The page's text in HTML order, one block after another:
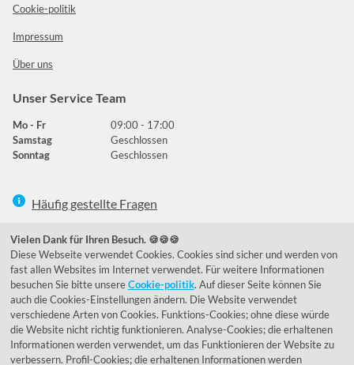
Cookie-politik
Impressum
Über uns
Unser Service Team
Mo - Fr
09:00 - 17:00
Samstag
Geschlossen
Sonntag
Geschlossen
Häufig gestellte Fragen
039292 - 678215
de@lumidora.com
FacebookInstagram
Kundenmeinungen
Vielen Dank für Ihren Besuch. 🍪🍪🍪
Diese Webseite verwendet Cookies. Cookies sind sicher und werden von
fast allen Websites im Internet verwendet. Für weitere Informationen
besuchen Sie bitte unsereCookie-politik. Auf dieser Seite können Sie
auch die Cookies-Einstellungen ändern. Die Website verwendet
verschiedene Arten von Cookies. Funktions-Cookies; ohne diese würde
die Website nicht richtig funktionieren. Analyse-Cookies; die erhaltenen
Informationen werden verwendet, um das Funktionieren der Website zu
verbessern. Profil-Cookies; die erhaltenen Informationen werden